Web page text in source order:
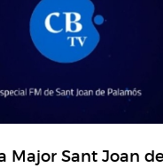
Major Sant Joan